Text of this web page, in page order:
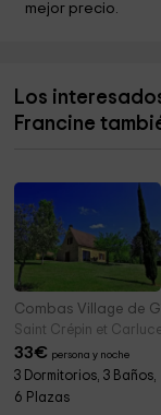
mejor precio.
Los
Francine
Combas Village de
Saint Crépin et
33€ persona y noche
3 Dormitorios, 3 Baños,
6 Plazas